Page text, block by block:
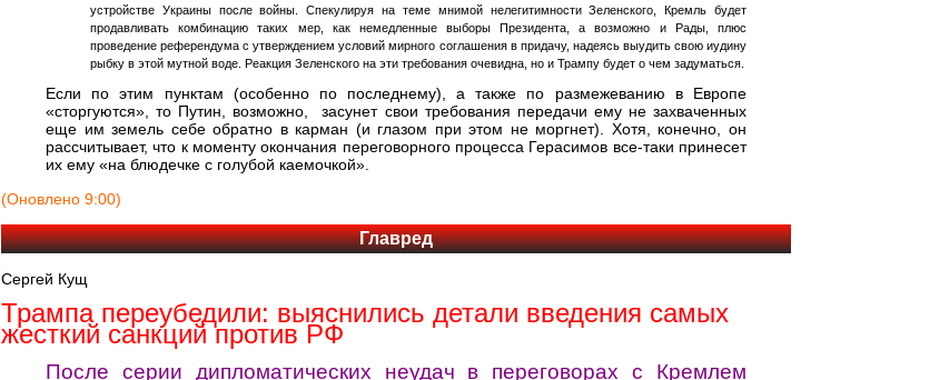
устройстве Украины после войны. Спекулируя на теме мнимой нелегитимности Зеленского, Кремль будет
продавливать комбинацию таких мер, как немедленные выборы Президента, а возможно и Рады, плюс
проведение референдума с утверждением условий мирного соглашения в придачу, надеясь выудить свою иудину
рыбку в этой мутной воде. Реакция Зеленского на эти требования очевидна, но и Трампу будет о чем задуматься.
Если по этим пунктам (особенно по последнему), а также по размежеванию в Европе
«сторгуются», то Путин, возможно, засунет свои требования передачи ему не захваченных
еще им земель себе обратно в карман (и глазом при этом не моргнет). Хотя, конечно, он
рассчитывает, что к моменту окончания переговорного процесса Герасимов все-таки принесет
их ему «на блюдечке с голубой каемочкой».
(Оновлено 9:00)
Главред
Сергей Кущ
Трампа переубедили: выяснились детали введения самых
жесткий санкций против РФ
После серии дипломатических неудач в переговорах с Кремлем